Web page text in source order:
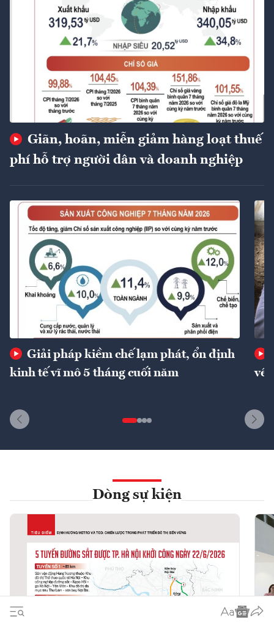
Giãn, hoãn, miễn giảm hàng loạt thuế
phí hỗ trợ người dân và doanh nghiệp
Giải pháp kiềm chế lạm phát, ổn định
kinh tế vĩ mô 5 tháng cuối năm
về
Dòng sự kiện